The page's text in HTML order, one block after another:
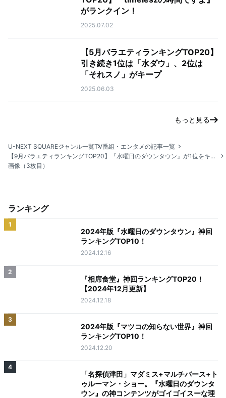
がランクイン！
2025.07.02
【5月バラエティランキングTOP20】
引き続き1位は「水ダウ」、2位は
「それスノ」がキープ
2025.06.03
もっと見る
U-NEXT SQUAREジャンル一覧TV番組・エンタメの記事一覧
【9月バラエティランキングTOP20】『水曜日のダウンタウン』が1位をキープ！2位は『マツコの知らない世界』
画像（3枚目）
ランキング
1
2024年版『水曜日のダウンタウン』神回
ランキングTOP10！
2024.12.16
2
『相席食堂』神回ランキングTOP20！
【2024年12月更新】
2024.12.18
3
2024年版『マツコの知らない世界』神回
ランキングTOP10！
2024.12.20
4
「名探偵津田」マダミス+マルチバース+ト
ゥルーマン・ショー。『水曜日のダウンタ
ウン』の神コンテンツがゴイゴイスーな理